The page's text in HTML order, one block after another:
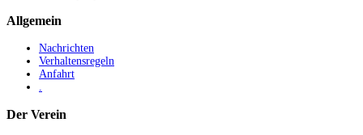
Allgemein
Nachrichten
Verhaltensregeln
Anfahrt
.
Der Verein